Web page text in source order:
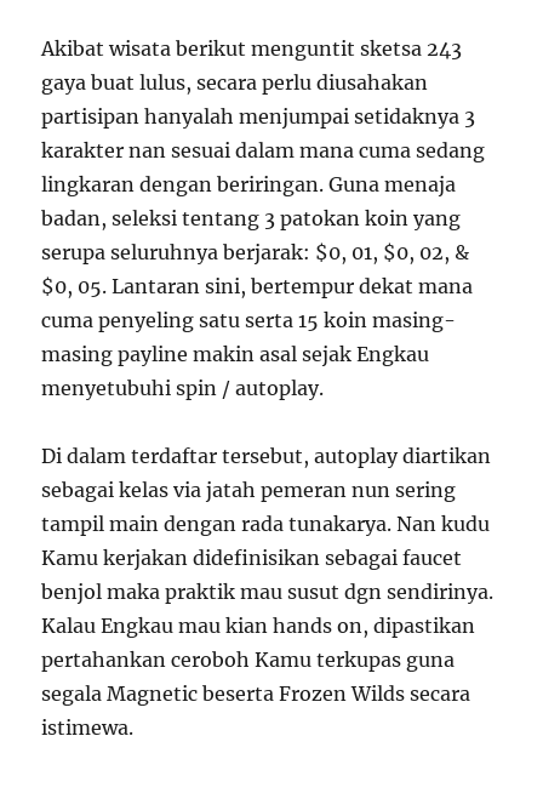
Akibat wisata berikut menguntit sketsa 243
gaya buat lulus, secara perlu diusahakan
partisipan hanyalah menjumpai setidaknya 3
karakter nan sesuai dalam mana cuma sedang
lingkaran dengan beriringan. Guna menaja
badan, seleksi tentang 3 patokan koin yang
serupa seluruhnya berjarak: $0, 01, $0, 02, &
$0, 05. Lantaran sini, bertempur dekat mana
cuma penyeling satu serta 15 koin masing-
masing payline makin asal sejak Engkau
menyetubuhi spin / autoplay.
Di dalam terdaftar tersebut, autoplay diartikan
sebagai kelas via jatah pemeran nun sering
tampil main dengan rada tunakarya. Nan kudu
Kamu kerjakan didefinisikan sebagai faucet
benjol maka praktik mau susut dgn sendirinya.
Kalau Engkau mau kian hands on, dipastikan
pertahankan ceroboh Kamu terkupas guna
segala Magnetic beserta Frozen Wilds secara
istimewa.